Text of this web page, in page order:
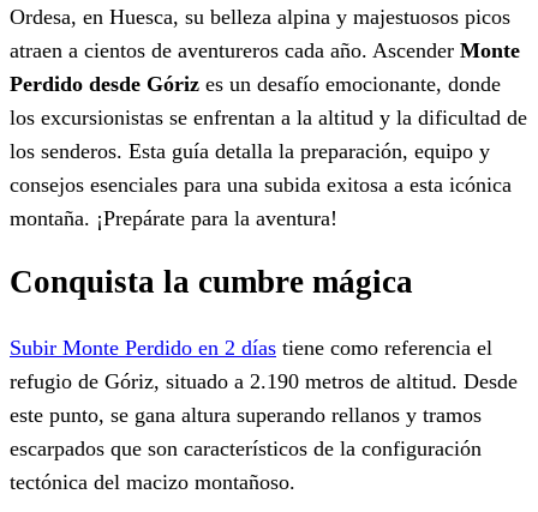
Ordesa, en Huesca, su belleza alpina y majestuosos picos
atraen a cientos de aventureros cada año. Ascender Monte
Perdido desde Góriz es un desafío emocionante, donde
los excursionistas se enfrentan a la altitud y la dificultad de
los senderos. Esta guía detalla la preparación, equipo y
consejos esenciales para una subida exitosa a esta icónica
montaña. ¡Prepárate para la aventura!
Conquista la cumbre mágica
Subir Monte Perdido en 2 días tiene como referencia el
refugio de Góriz, situado a 2.190 metros de altitud. Desde
este punto, se gana altura superando rellanos y tramos
escarpados que son característicos de la configuración
tectónica del macizo montañoso.